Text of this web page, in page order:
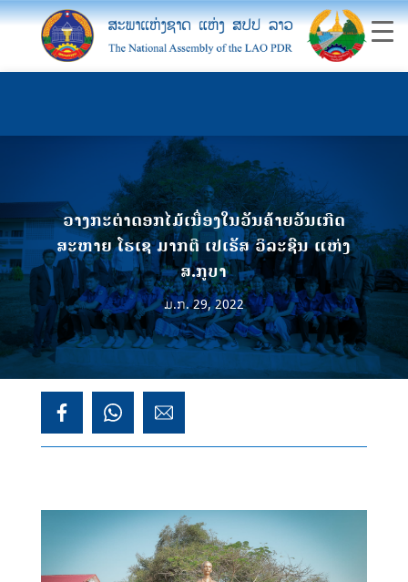
ວາງກະຕ່າດອກໄມ້ເນື່ອງໃນວັນຄ້າຍວັນເກີດ
ສະຫາຍ ໂຮເຊ ມາກຕີ ເປເຣັສ ວິລະຊົນ ແຫ່ງ
ສ.ກູບາ
ມ.ກ. 29, 2022